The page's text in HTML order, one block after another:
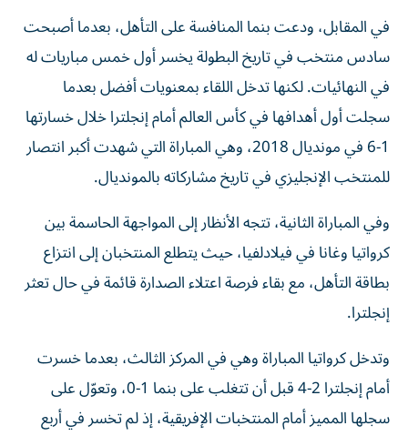
في المقابل، ودعت بنما المنافسة على التأهل، بعدما أصبحت
سادس منتخب في تاريخ البطولة يخسر أول خمس مباريات له
في النهائيات. لكنها تدخل اللقاء بمعنويات أفضل بعدما
سجلت أول أهدافها في كأس العالم أمام إنجلترا خلال خسارتها
1-6 في مونديال 2018، وهي المباراة التي شهدت أكبر انتصار
للمنتخب الإنجليزي في تاريخ مشاركاته بالمونديال.
وفي المباراة الثانية، تتجه الأنظار إلى المواجهة الحاسمة بين
كرواتيا وغانا في فيلادلفيا، حيث يتطلع المنتخبان إلى انتزاع
بطاقة التأهل، مع بقاء فرصة اعتلاء الصدارة قائمة في حال تعثر
إنجلترا.
وتدخل كرواتيا المباراة وهي في المركز الثالث، بعدما خسرت
أمام إنجلترا 2-4 قبل أن تتغلب على بنما 1-0، وتعوّل على
سجلها المميز أمام المنتخبات الإفريقية، إذ لم تخسر في أربع